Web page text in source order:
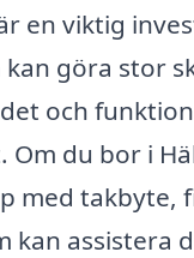
en viktig
göra stor
och
Om du bor i
med takbyte,
kan assistera